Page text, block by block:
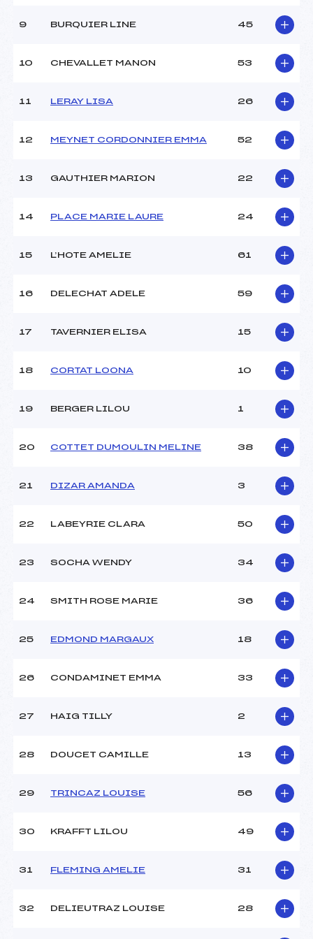
COUVERT
12H30
MARULLAZ ROBIN (MB)
Ouvreurs B :
RICHARD TED (MB)
Ouvreurs D :
MARCHANDISE NICOLAS
(MB)
Température départ :
255.0000
Catégorie :
U12
9 BURQUIER LINE 45
10 CHEVALLET MANON 53
11 LERAY LISA 26
12 MEYNET CORDONNIER EMMA 52
13 GAUTHIER MARION 22
14 PLACE MARIE LAURE 24
15 L’HOTE AMELIE 61
16 DELECHAT ADELE 59
17 TAVERNIER ELISA 15
18 CORTAT LOONA 10
19 BERGER LILOU 1
20 COTTET DUMOULIN MELINE 38
21 DIZAR AMANDA 3
22 LABEYRIE CLARA 50
23 SOCHA WENDY 34
24 SMITH ROSE MARIE 36
25 EDMOND MARGAUX 18
26 CONDAMINET EMMA 33
27 HAIG TILLY 2
28 DOUCET CAMILLE 13
29 TRINCAZ LOUISE 56
30 KRAFFT LILOU 49
31 FLEMING AMELIE 31
32 DELIEUTRAZ LOUISE 28